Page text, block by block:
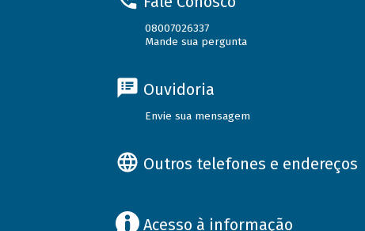
08007026337
Mande sua pergunta
Ouvidoria
Envie sua mensagem
Outros telefones e endereços
Acesso à informação